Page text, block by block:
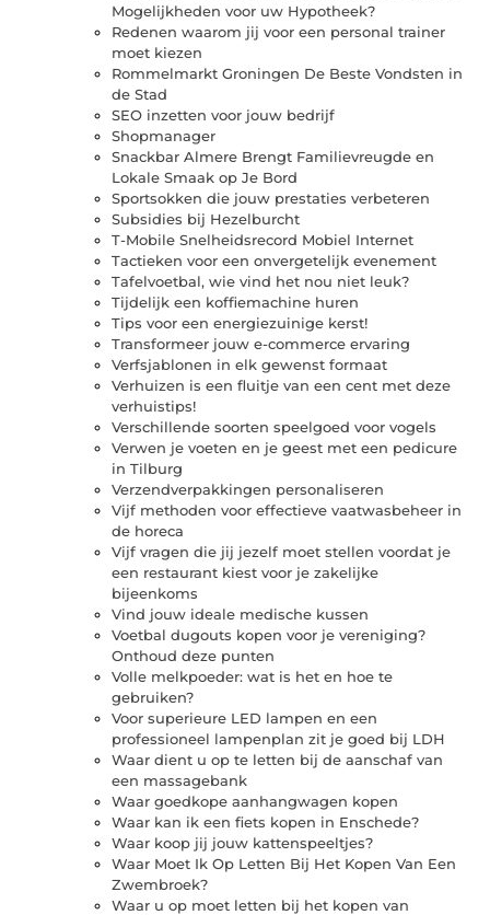
Mogelijkheden voor uw Hypotheek?
Redenen waarom jij voor een personal trainer
moet kiezen
Rommelmarkt Groningen De Beste Vondsten in
de Stad
SEO inzetten voor jouw bedrijf
Shopmanager
Snackbar Almere Brengt Familievreugde en
Lokale Smaak op Je Bord
Sportsokken die jouw prestaties verbeteren
Subsidies bij Hezelburcht
T-Mobile Snelheidsrecord Mobiel Internet
Tactieken voor een onvergetelijk evenement
Tafelvoetbal, wie vind het nou niet leuk?
Tijdelijk een koffiemachine huren
Tips voor een energiezuinige kerst!
Transformeer jouw e-commerce ervaring
Verfsjablonen in elk gewenst formaat
Verhuizen is een fluitje van een cent met deze
verhuistips!
Verschillende soorten speelgoed voor vogels
Verwen je voeten en je geest met een pedicure
in Tilburg
Verzendverpakkingen personaliseren
Vijf methoden voor effectieve vaatwasbeheer in
de horeca
Vijf vragen die jij jezelf moet stellen voordat je
een restaurant kiest voor je zakelijke
bijeenkoms
Vind jouw ideale medische kussen
Voetbal dugouts kopen voor je vereniging?
Onthoud deze punten
Volle melkpoeder: wat is het en hoe te
gebruiken?
Voor superieure LED lampen en een
professioneel lampenplan zit je goed bij LDH
Waar dient u op te letten bij de aanschaf van
een massagebank
Waar goedkope aanhangwagen kopen
Waar kan ik een fiets kopen in Enschede?
Waar koop jij jouw kattenspeeltjes?
Waar Moet Ik Op Letten Bij Het Kopen Van Een
Zwembroek?
Waar u op moet letten bij het kopen van